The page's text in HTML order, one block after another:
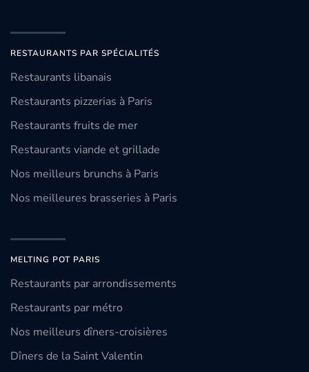
RESTAURANTS PAR SPÉCIALITÉS
Restaurants libanais
Restaurants pizzerias à Paris
Restaurants fruits de mer
Restaurants viande et grillade
Nos meilleurs brunchs à Paris
Nos meilleures brasseries à Paris
MELTING POT PARIS
Restaurants par arrondissements
Restaurants par métro
Nos meilleurs dîners-croisières
Dîners de la Saint Valentin